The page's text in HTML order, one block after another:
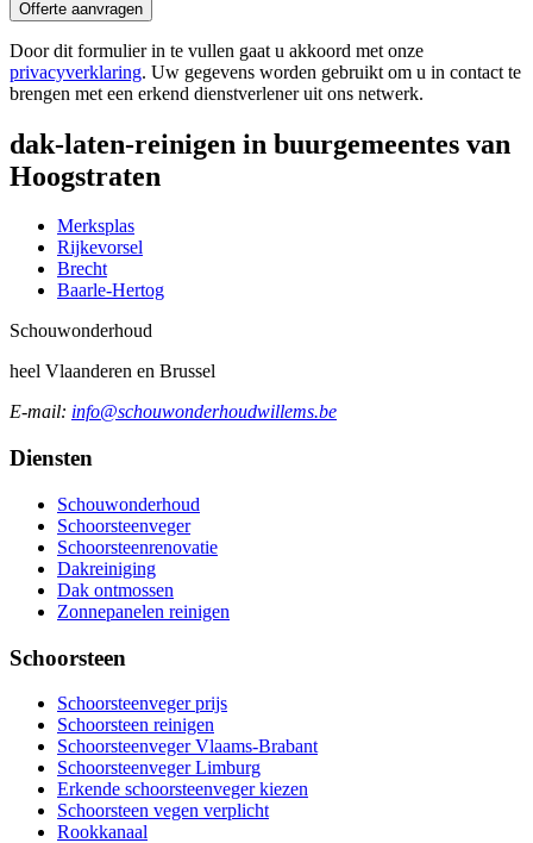
Offerte aanvragen
Door dit formulier in te vullen gaat u akkoord met onze
privacyverklaring. Uw gegevens worden gebruikt om u in contact te
brengen met een erkend dienstverlener uit ons netwerk.
dak-laten-reinigen in buurgemeentes van
Hoogstraten
Merksplas
Rijkevorsel
Brecht
Baarle-Hertog
Schouwonderhoud
heel Vlaanderen en Brussel
E-mail: info@schouwonderhoudwillems.be
Diensten
Schouwonderhoud
Schoorsteenveger
Schoorsteenrenovatie
Dakreiniging
Dak ontmossen
Zonnepanelen reinigen
Schoorsteen
Schoorsteenveger prijs
Schoorsteen reinigen
Schoorsteenveger Vlaams-Brabant
Schoorsteenveger Limburg
Erkende schoorsteenveger kiezen
Schoorsteen vegen verplicht
Rookkanaal